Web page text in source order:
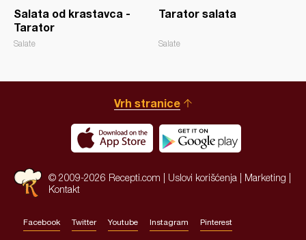
Salata od krastavca -
Tarator
Salate
Tarator salata
Salate
Vrh stranice
© 2009-2026 Recepti.com | Uslovi korišćenja Marketing
Kontakt
Facebook Twitter Youtube Instagram Pinterest